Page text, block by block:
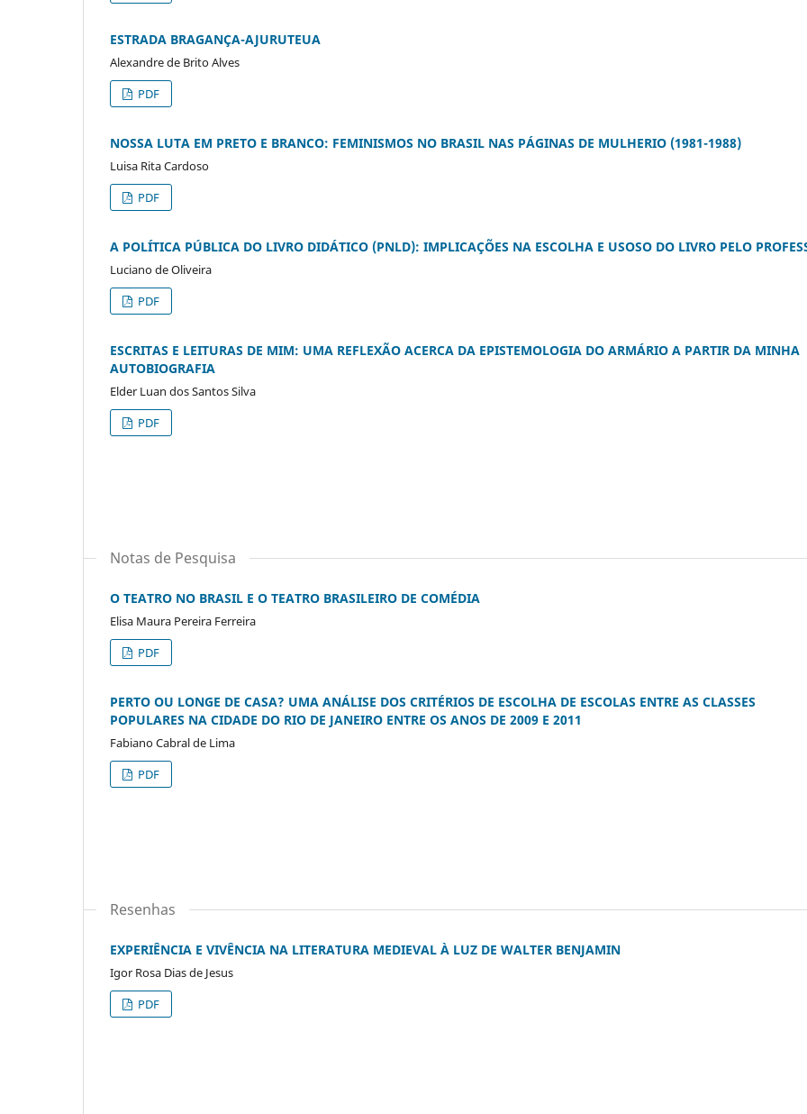
ESTRADA BRAGANÇA-AJURUTEUA
Alexandre de Brito Alves
PDF
NOSSA LUTA EM PRETO E BRANCO: FEMINISMOS NO BRASIL NAS PÁGINAS DE MULHERIO (1981-1988)
Luisa Rita Cardoso
PDF
A POLÍTICA PÚBLICA DO LIVRO DIDÁTICO (PNLD): IMPLICAÇÕES NA ESCOLHA E USOSO DO LIVRO PELO
Luciano de Oliveira
PDF
ESCRITAS E LEITURAS DE MIM: UMA REFLEXÃO ACERCA DA EPISTEMOLOGIA DO ARMÁRIO A PARTIR DA MINHA
AUTOBIOGRAFIA
Elder Luan dos Santos Silva
PDF
Notas de Pesquisa
O TEATRO NO BRASIL E O TEATRO BRASILEIRO DE COMÉDIA
Elisa Maura Pereira Ferreira
PDF
PERTO OU LONGE DE CASA? UMA ANÁLISE DOS CRITÉRIOS DE ESCOLHA DE ESCOLAS ENTRE AS CLASSES
POPULARES NA CIDADE DO RIO DE JANEIRO ENTRE OS ANOS DE 2009 E 2011
Fabiano Cabral de Lima
PDF
Resenhas
EXPERIÊNCIA E VIVÊNCIA NA LITERATURA MEDIEVAL À LUZ DE WALTER BENJAMIN
Igor Rosa Dias de Jesus
PDF